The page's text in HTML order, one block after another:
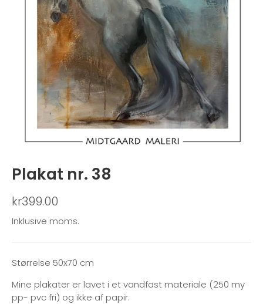
Plakat nr. 38
kr399.00
Inklusive moms.
Størrelse 50x70 cm
Mine plakater er lavet i et vandfast materiale (250 my
pp- pvc fri) og ikke af papir.